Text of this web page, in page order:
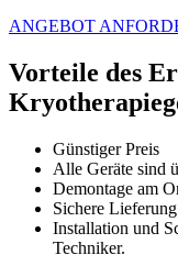
ANGEBOT
Vorteile des
Günstiger Preis
Alle Geräte sind
Demontage am
Sichere
Installation und
Techniker.